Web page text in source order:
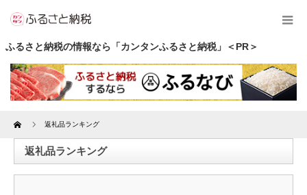
ふるさと納税の情報なら「カンタンふるさと納税」＜PR＞
Home 返礼品ランキング
返礼品ランキング